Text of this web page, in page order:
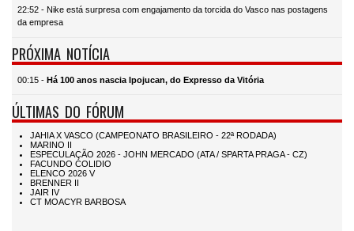
22:52 - Nike está surpresa com engajamento da torcida do Vasco nas postagens
da empresa
PRÓXIMA NOTÍCIA
00:15 - Há 100 anos nascia Ipojucan, do Expresso da Vitória
ÚLTIMAS DO FÓRUM